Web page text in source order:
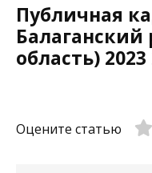
Публичная
Балаганский
область) 2023
Оцените статью